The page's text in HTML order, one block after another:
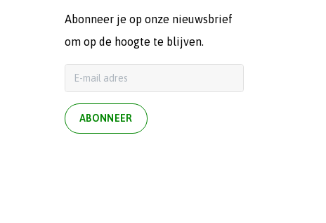
Abonneer je op onze nieuwsbrief
om op de hoogte te blijven.
ABONNEER